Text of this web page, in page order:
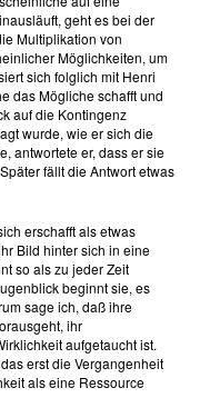
geht es bei der
Multiplikation von
Möglichkeiten, um
sich folglich mit Henri
das Mögliche schafft und
auf die Kontingenz
wurde, wie er sich die
antwortete er, dass er sie
fällt die Antwort etwas
erschafft als etwas
Bild hinter sich in eine
so als zu jeder Zeit
beginnt sie, es
sage ich, daß ihre
ihr
aufgetaucht ist.
erst die Vergangenheit
als eine Ressource